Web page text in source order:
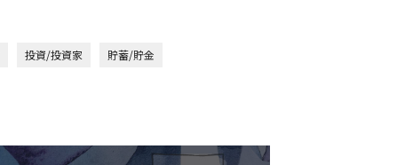
投資/投資家
貯蓄/貯金